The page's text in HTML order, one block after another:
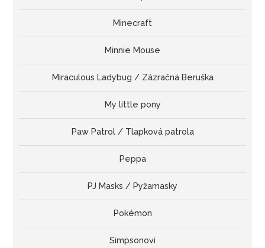
Minecraft
Minnie Mouse
Miraculous Ladybug / Zázračná Beruška
My little pony
Paw Patrol / Tlapková patrola
Peppa
PJ Masks / Pyžamasky
Pokémon
Simpsonovi